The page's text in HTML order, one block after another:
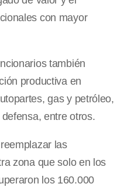
con mayor
también
productiva en
gas y petróleo,
entre otros.
las
zona que solo en los
los 160.000